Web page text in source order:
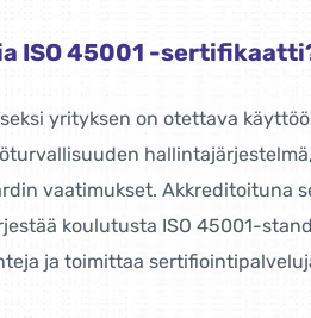
ISO 45001 -
yrityksen on otettava
vaatimukset. Akkreditoituna
koulutusta ISO 45001-
ja toimittaa